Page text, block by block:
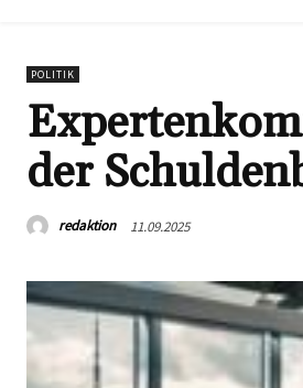
POLITIK
der
redaktion 11.09.2025